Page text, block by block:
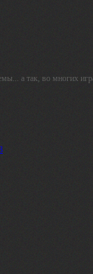
а так, во многих